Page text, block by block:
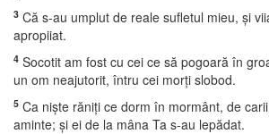
3 Că s-au umplut de reale sufletul mieu, şi
apropiiat.
4 Socotit am fost cu cei ce să pogoară în
un om neajutorit, întru cei morţi slobod.
5 Ca nişte răniţi ce dorm în mormânt, de
aminte; şi ei de la mâna Ta s-au lepădat.